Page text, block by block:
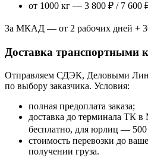
от 1000 кг — 3 800 ₽ / 7 600
За МКАД — от 2 рабочих дней +
Доставка транспортными
Отправляем СДЭК, Деловыми
по выбору заказчика. Условия:
полная предоплата заказа;
доставка до терминала ТК
бесплатно, для юрлиц — 500
стоимость перевозки до
получении груза.